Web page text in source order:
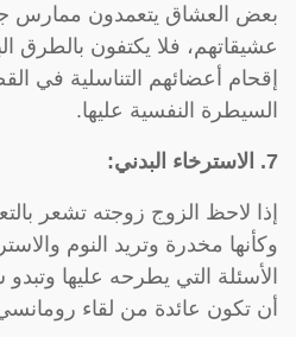
بعض العشاق يتعمدون
عشيقاتهم، فلا يكتفون بالطرق
إقحام أعضائهم التناسلية في
السيطرة النفسية عليها.
7. الاسترخاء البدني:
إذا لاحظ الزوج زوجته تشعر
وكأنها مخدرة وتريد النوم
الأسئلة التي يطرحه عليها
أن تكون عائدة من لقاء